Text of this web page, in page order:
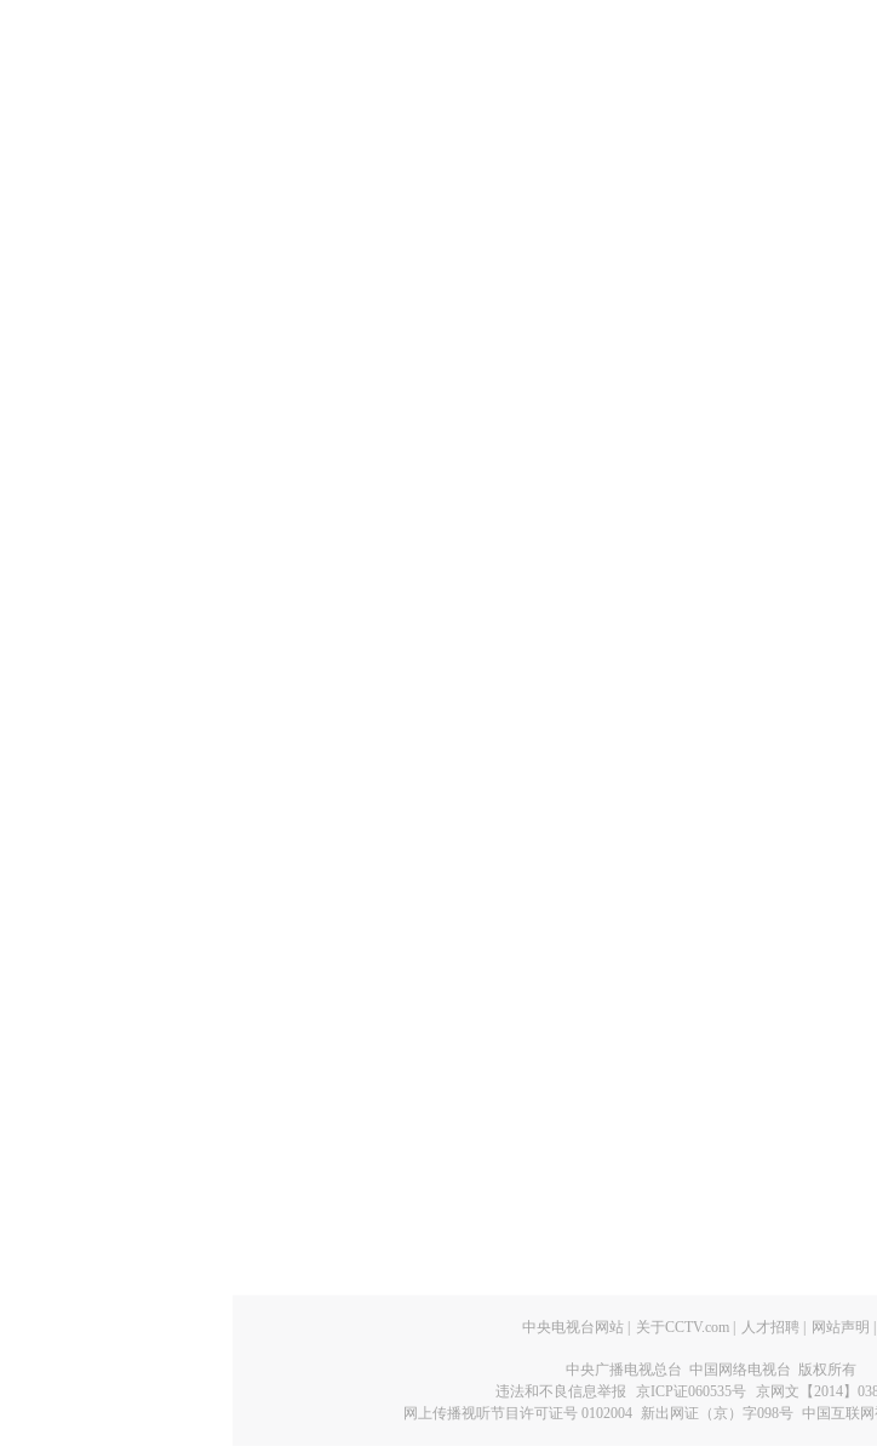
中央电视台网站 关于CCTV.com 人才招聘 网站声明
中央广播电视总台 中国网络电视台 版权所有
违法和不良信息举报
京ICP证060535号
京网文【2014】
网上传播视听节目许可证号 0102004 新出网证（京）字098号 中国互联